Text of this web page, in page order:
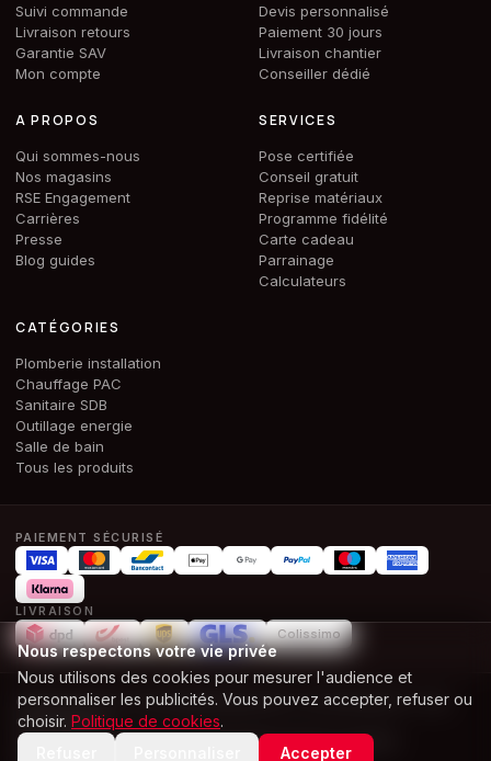
Suivi commande
Livraison retours
Garantie SAV
Mon compte
Devis personnalisé
Paiement 30 jours
Livraison chantier
Conseiller dédié
A PROPOS
Qui sommes-nous
Nos magasins
RSE Engagement
Carrières
Presse
Blog guides
SERVICES
Pose certifiée
Conseil gratuit
Reprise matériaux
Programme fidélité
Carte cadeau
Parrainage
Calculateurs
CATÉGORIES
Plomberie installation
Chauffage PAC
Sanitaire SDB
Outillage energie
Salle de bain
Tous les produits
PAIEMENT SÉCURISÉ
LIVRAISON
Colissimo
© 2026 ALPHA & CO BOUWMATERIALEN SRL · BE 1028.386.674 · Tous
droits réservés
CGV
Mentions légales Confidentialité Accessibilité
Nous respectons votre vie privée
Nous utilisons des cookies pour mesurer l'audience et
personnaliser les publicités. Vous pouvez accepter, refuser ou
choisir. Politique de cookies.
Accepter